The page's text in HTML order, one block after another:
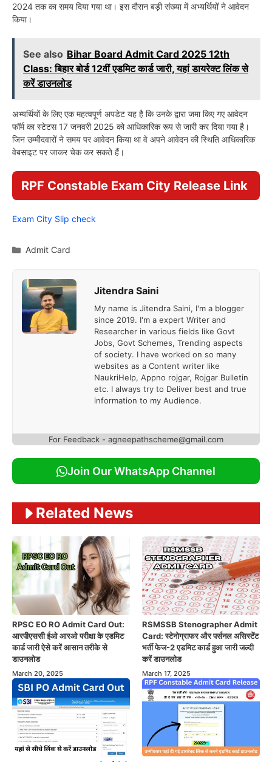
2024 तक का समय दिया गया था। इस दौरान बड़ी संख्या में अभ्यर्थियों ने आवेदन
किया।
See also Bihar Board Admit Card 2025 12th
Class: बिहार बोर्ड 12वीं एडमिट कार्ड जारी, यहां डायरेक्ट लिंक से
करें डाउनलोड
अभ्यर्थियों के लिए एक महत्वपूर्ण अपडेट यह है कि उनके द्वारा जमा किए गए आवेदन
फॉर्म का स्टेटस 17 जनवरी 2025 को आधिकारिक रूप से जारी कर दिया गया है।
जिन उम्मीदवारों ने समय पर आवेदन किया था वे अपने आवेदन की स्थिति आधिकारिक
वेबसाइट पर जाकर चेक कर सकते हैं।
RPF Constable Exam City Release Link
Exam City Slip check
Categories
Admit Card
Jitendra Saini
My name is Jitendra Saini, I'm a blogger
since 2019. I'm a expert Writer and
Researcher in various fields like Govt
Jobs, Govt Schemes, Trending aspects
of society. I have worked on so many
websites as a Content writer like
NaukriHelp, Appno rojgar, Rojgar Bulletin
etc. I always try to Deliver best and true
information to my Audience.
For Feedback - agneepathscheme@gmail.com
Join Our WhatsApp Channel
Related News
RPSC EO RO Admit Card Out:
आरपीएससी ईओ आरओ परीक्षा के एडमिट
कार्ड जारी ऐसे करें आसान तरीके से
डाउनलोड
March 20, 2025
RSMSSB Stenographer Admit
Card: स्टेनोग्राफर और पर्सनल असिस्टेंट
भर्ती फेज-2 एडमिट कार्ड हुआ जारी जल्दी
करें डाउनलोड
March 17, 2025